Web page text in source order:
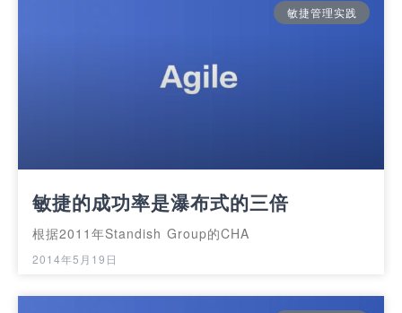
敏捷管理实践
敏捷的成功率是瀑布式的三倍
根据2011年Standish Group的CHA
2014年5月19日